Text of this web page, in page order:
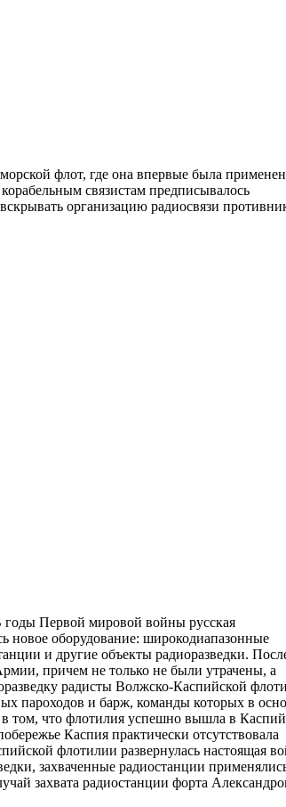
флот, где она впервые была
связистам предписывалось
организацию радиосвязи
годы Первой мировой войны русская
новое оборудование: широкодиапазонные
и другие объекты радиоразведки.
причем не только не были утрачены, а
радисты Волжско-Каспий­ской
пароходов и барж, команды которых в
том, что флотилия успешно вышла в
Каспия практически отсутствовала
флотилии раз­вернулась настоящая
захваченные радиостанции
захвата радиостанции форта